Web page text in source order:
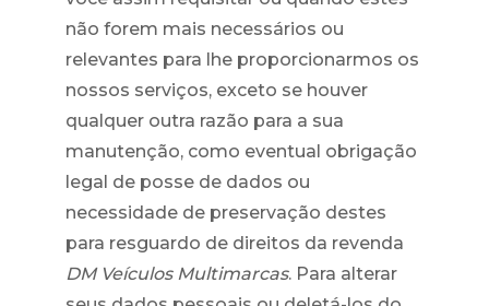
não forem mais necessários ou
relevantes para lhe proporcionarmos os
nossos serviços, exceto se houver
qualquer outra razão para a sua
manutenção, como eventual obrigação
legal de posse de dados ou
necessidade de preservação destes
para resguardo de direitos da revenda
DM Veículos Multimarcas. Para alterar